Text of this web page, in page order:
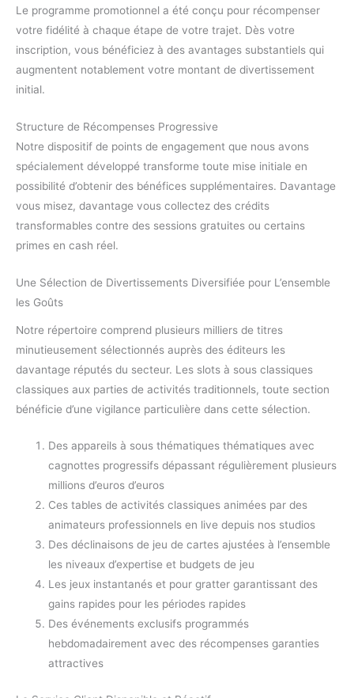
Le programme promotionnel a été conçu pour récompenser
votre fidélité à chaque étape de votre trajet. Dès votre
inscription, vous bénéficiez à des avantages substantiels qui
augmentent notablement votre montant de divertissement
initial.
Structure de Récompenses Progressive
Notre dispositif de points de engagement que nous avons
spécialement développé transforme toute mise initiale en
possibilité d’obtenir des bénéfices supplémentaires. Davantage
vous misez, davantage vous collectez des crédits
transformables contre des sessions gratuites ou certains
primes en cash réel.
Une Sélection de Divertissements Diversifiée pour L’ensemble
les Goûts
Notre répertoire comprend plusieurs milliers de titres
minutieusement sélectionnés auprès des éditeurs les
davantage réputés du secteur. Les slots à sous classiques
classiques aux parties de activités traditionnels, toute section
bénéficie d’une vigilance particulière dans cette sélection.
Des appareils à sous thématiques thématiques avec
cagnottes progressifs dépassant régulièrement plusieurs
millions d’euros d’euros
Ces tables de activités classiques animées par des
animateurs professionnels en live depuis nos studios
Des déclinaisons de jeu de cartes ajustées à l’ensemble
les niveaux d’expertise et budgets de jeu
Les jeux instantanés et pour gratter garantissant des
gains rapides pour les périodes rapides
Des événements exclusifs programmés
hebdomadairement avec des récompenses garanties
attractives